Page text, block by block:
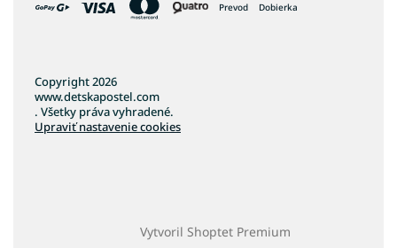
Prevod Dobierka
Vytvoril Shoptet Premium
Copyright 2026
www.detskapostel.com
. Všetky práva vyhradené.
Upraviť nastavenie cookies